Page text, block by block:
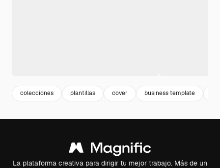
colecciones plantillas cover business template
La plataforma creativa para dirigir tu mejor trabajo. Más de un